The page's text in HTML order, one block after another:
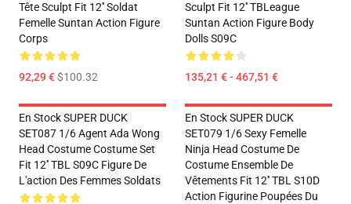
Tête Sculpt Fit 12'' Soldat
Femelle Suntan Action Figure
Corps
92,29 €$100.32
Sculpt Fit 12'' TBLeague
Suntan Action Figure Body
Dolls S09C
135,21 € - 467,51 €
En Stock SUPER DUCK
SET087 1/6 Agent Ada Wong
Head Costume Costume Set
Fit 12'' TBL S09C Figure De
L'action Des Femmes Soldats
En Stock SUPER DUCK
SET079 1/6 Sexy Femelle
Ninja Head Costume De
Costume Ensemble De
Vêtements Fit 12'' TBL S10D
Action Figurine Poupées Du